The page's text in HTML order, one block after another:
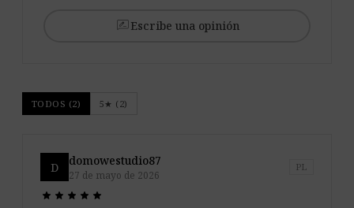
rate_reviewEscribe una opinión
TODOS (2) 5★ (2)
D domowestudio87
27 de mayo de 2026
PL
star star star star star
star star star star star